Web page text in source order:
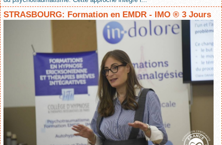
STRASBOURG: Formation en EMDR - IMO ® 3 Jours